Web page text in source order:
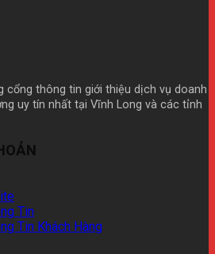
cổng thông tin giới thiệu dịch vụ doanh
uy tín nhất tại Vĩnh Long và các tỉnh
Tin
Tin Khách Hàng